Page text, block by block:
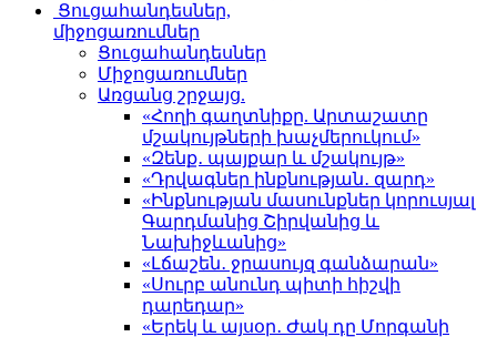
Ցուցահանդեսներ,
միջոցառումներ
Ցուցահանդեսներ
Միջոցառումներ
Առցանց շրջայց.
«Հողի գաղտնիքը. Արտաշատը
մշակույթների խաչմերուկում»
«Զենք․ պայքար և մշակույթ»
«Դրվագներ ինքնության․ զարդ»
«Ինքնության մասունքներ կորուսյալ
Գարդմանից Շիրվանից և
Նախիջևանից»
«Լճաշեն․ ջրասույզ գանձարան»
«Սուրբ անունդ պիտի հիշվի
դարեդար»
«Երեկ և այսօր․ Ժակ դը Մորգանի